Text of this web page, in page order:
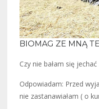
BIOMAG ZE MNĄ
Czy nie bałam się jechać
Odpowiadam: Przed
nie zastanawiałam ( o